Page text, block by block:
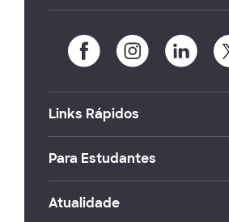
Links Rápidos
Para Estudantes
Atualidade